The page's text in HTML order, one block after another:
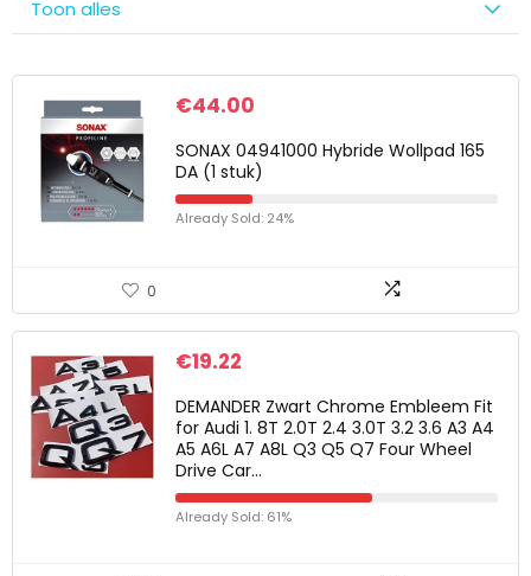
Toon alles
€44.00
SONAX 04941000 Hybride Wollpad 165
DA (1 stuk)
Already Sold: 24%
0
€19.22
DEMANDER Zwart Chrome Embleem Fit
for Audi 1. 8T 2.0T 2.4 3.0T 3.2 3.6 A3 A4
A5 A6L A7 A8L Q3 Q5 Q7 Four Wheel
Drive Car…
Already Sold: 61%